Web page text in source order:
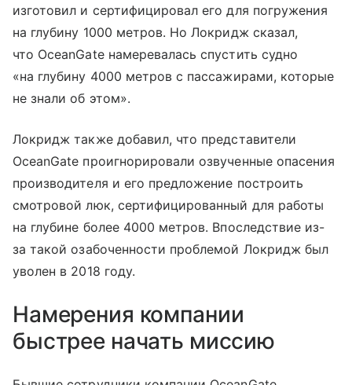
изготовил и сертифицировал его для погружения
на глубину 1000 метров. Но Локридж сказал,
что OceanGate намеревалась спустить судно
«на глубину 4000 метров с пассажирами, которые
не знали об этом».
Локридж также добавил, что представители
OceanGate проигнорировали озвученные опасения
производителя и его предложение построить
смотровой люк, сертифицированный для работы
на глубине более 4000 метров. Впоследствие из-
за такой озабоченности проблемой Локридж был
уволен в 2018 году.
Намерения компании
быстрее начать миссию